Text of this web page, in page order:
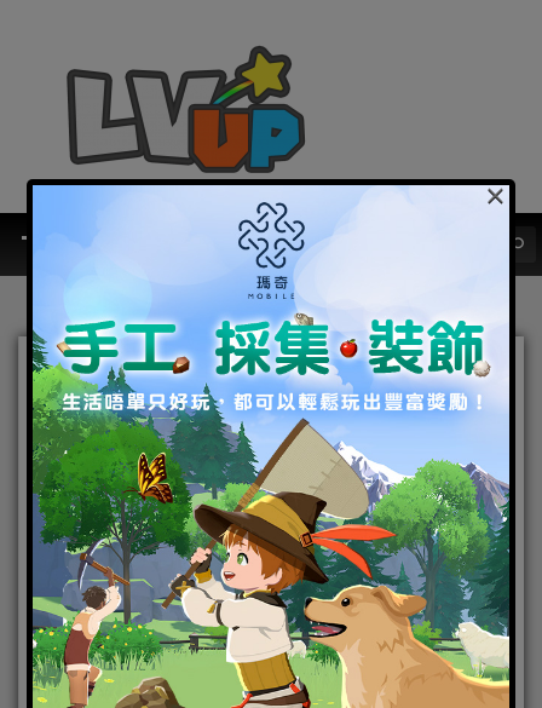
超人氣動作RPG手遊
《EvilBane：鋼鐵王者》推
出系統更新和週年慶祝活動
2017-04-28|Android,IOS,手機遊戲 EvilBane：鋼鐵王者
×